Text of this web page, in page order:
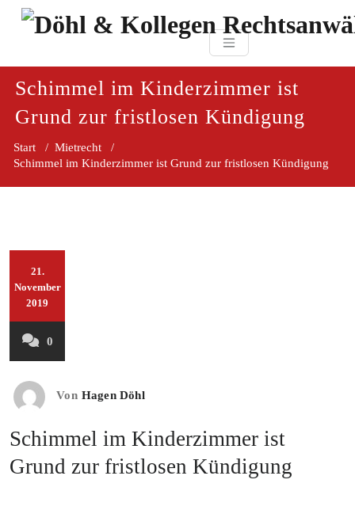
Zum
Döhl & Kollegen
Schimmel im Kinderzimmer ist
Grund zur fristlosen Kündigung
Start / Mietrecht /
Schimmel im Kinderzimmer ist Grund zur fristlosen Kündigung
21.
November
2019
0
Von Hagen Döhl
Schimmel im Kinderzimmer ist
Grund zur fristlosen Kündigung